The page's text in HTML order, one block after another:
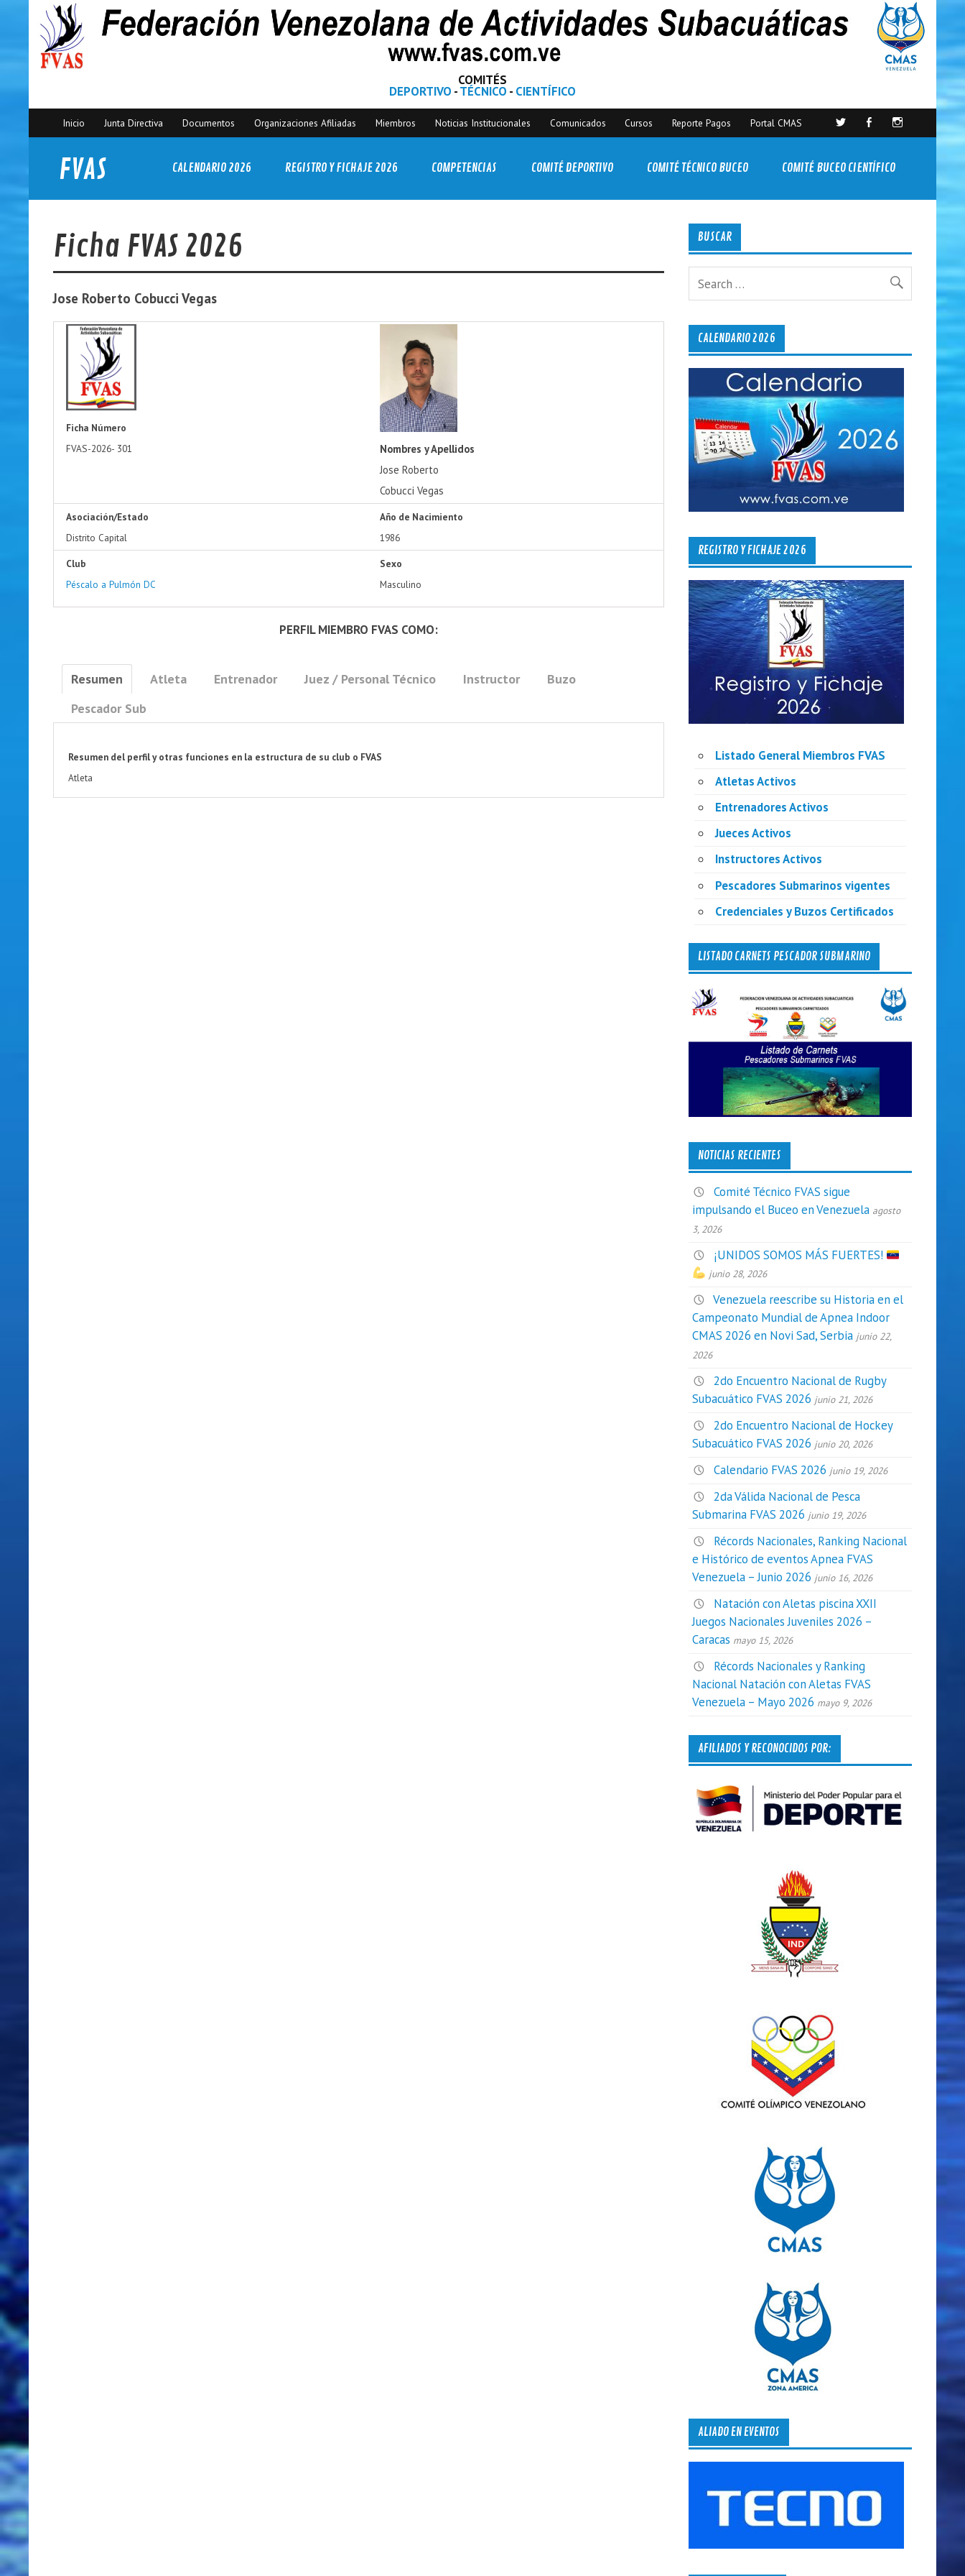
COMITÉS
DEPORTIVO -TÉCNICO - CIENTÍFICO
Inicio Junta Directiva Documentos Organizaciones Afiliadas Miembros Noticias Institucionales Comunicados Cursos Reporte Pagos Portal CMAS
FVAS
Federación Venezolana de Actividades Subacuáticas
CALENDARIO 2026 REGISTRO Y FICHAJE 2026 COMPETENCIAS COMITÉ DEPORTIVO COMITÉ TÉCNICO BUCEO COMITÉ BUCEO CIENTÍFICO
Ficha FVAS 2026
Jose Roberto Cobucci Vegas
Ficha Número
FVAS-2026- 301
Nombres y Apellidos
Jose Roberto
Cobucci Vegas
Asociación/Estado
Distrito Capital
Año de Nacimiento
1986
Club
Péscalo a Pulmón DC
Sexo
Masculino
PERFIL MIEMBRO FVAS COMO:
Resumen Atleta Entrenador Juez / Personal Técnico Instructor
Buzo
Pescador Sub
Resumen del perfil y otras funciones en la estructura de su club o FVAS
Atleta
BUSCAR
CALENDARIO 2026
REGISTRO Y FICHAJE 2026
Listado General Miembros FVAS
Atletas Activos
Entrenadores Activos
Jueces Activos
Instructores Activos
Pescadores Submarinos vigentes
Credenciales y Buzos Certificados
LISTADO CARNETS PESCADOR SUBMARINO
NOTICIAS RECIENTES
Comité Técnico FVAS sigue
impulsando el Buceo en Venezuela agosto
3, 2026
¡UNIDOS SOMOS MÁS FUERTES!
junio 28, 2026
Venezuela reescribe su Historia en el
Campeonato Mundial de Apnea Indoor
CMAS 2026 en Novi Sad, Serbia junio 22,
2026
2do Encuentro Nacional de Rugby
Subacuático FVAS 2026 junio 21, 2026
2do Encuentro Nacional de Hockey
Subacuático FVAS 2026 junio 20, 2026
Calendario FVAS 2026 junio 19, 2026
2da Válida Nacional de Pesca
Submarina FVAS 2026 junio 19, 2026
Récords Nacionales, Ranking Nacional
e Histórico de eventos Apnea FVAS
Venezuela – Junio 2026 junio 16, 2026
Natación con Aletas piscina XXII
Juegos Nacionales Juveniles 2026 –
Caracas mayo 15, 2026
Récords Nacionales y Ranking
Nacional Natación con Aletas FVAS
Venezuela – Mayo 2026 mayo 9, 2026
AFILIADOS Y RECONOCIDOS POR:
ALIADO EN EVENTOS